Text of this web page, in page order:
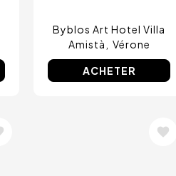
Byblos Art Hotel Villa
Amistà
Vérone
ACHETER